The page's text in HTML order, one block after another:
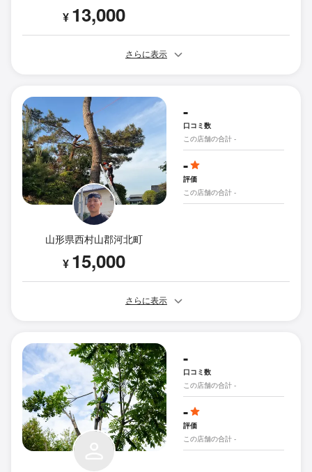
¥ 13,000
さらに表示
山形県西村山郡河北町
¥ 15,000
-
口コミ数
この店舗の合計 -
-
評価
この店舗の合計 -
さらに表示
-
口コミ数
この店舗の合計 -
-
評価
この店舗の合計 -